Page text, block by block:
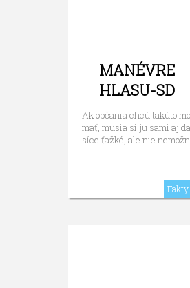
MANÉVRE
HLASU-SD
Ak občania chcú takúto
mať, musia si ju sami aj
síce ťažké, ale nie
Fakty